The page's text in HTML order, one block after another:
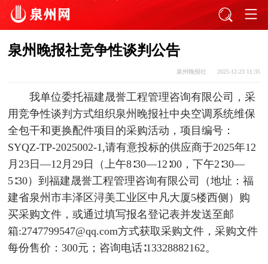
泉州晚报社竞争性谈判公告
泉州晚报社 2025-12-23 11:35
我单位委托福建晟誉工程管理咨询有限公司，采
用竞争性谈判方式组织泉州晚报社中央空调系统维保
全包干和更换配件项目的采购活动，项目编号：
SYQZ-TP-2025002-1,请有意投标的供应商于2025年12
月23日—12月29日（上午8∶30—12∶00，下午2∶30—
5∶30）到福建晟誉工程管理咨询有限公司（地址：福
建省泉州市丰泽区浔美工业区中凡大厦5楼西侧）购
买采购文件，或通过填写报名登记表并发送至邮
箱:2747799547@qq.com方式获取采购文件，采购文件
每份售价：300元；咨询电话∶13328882162。